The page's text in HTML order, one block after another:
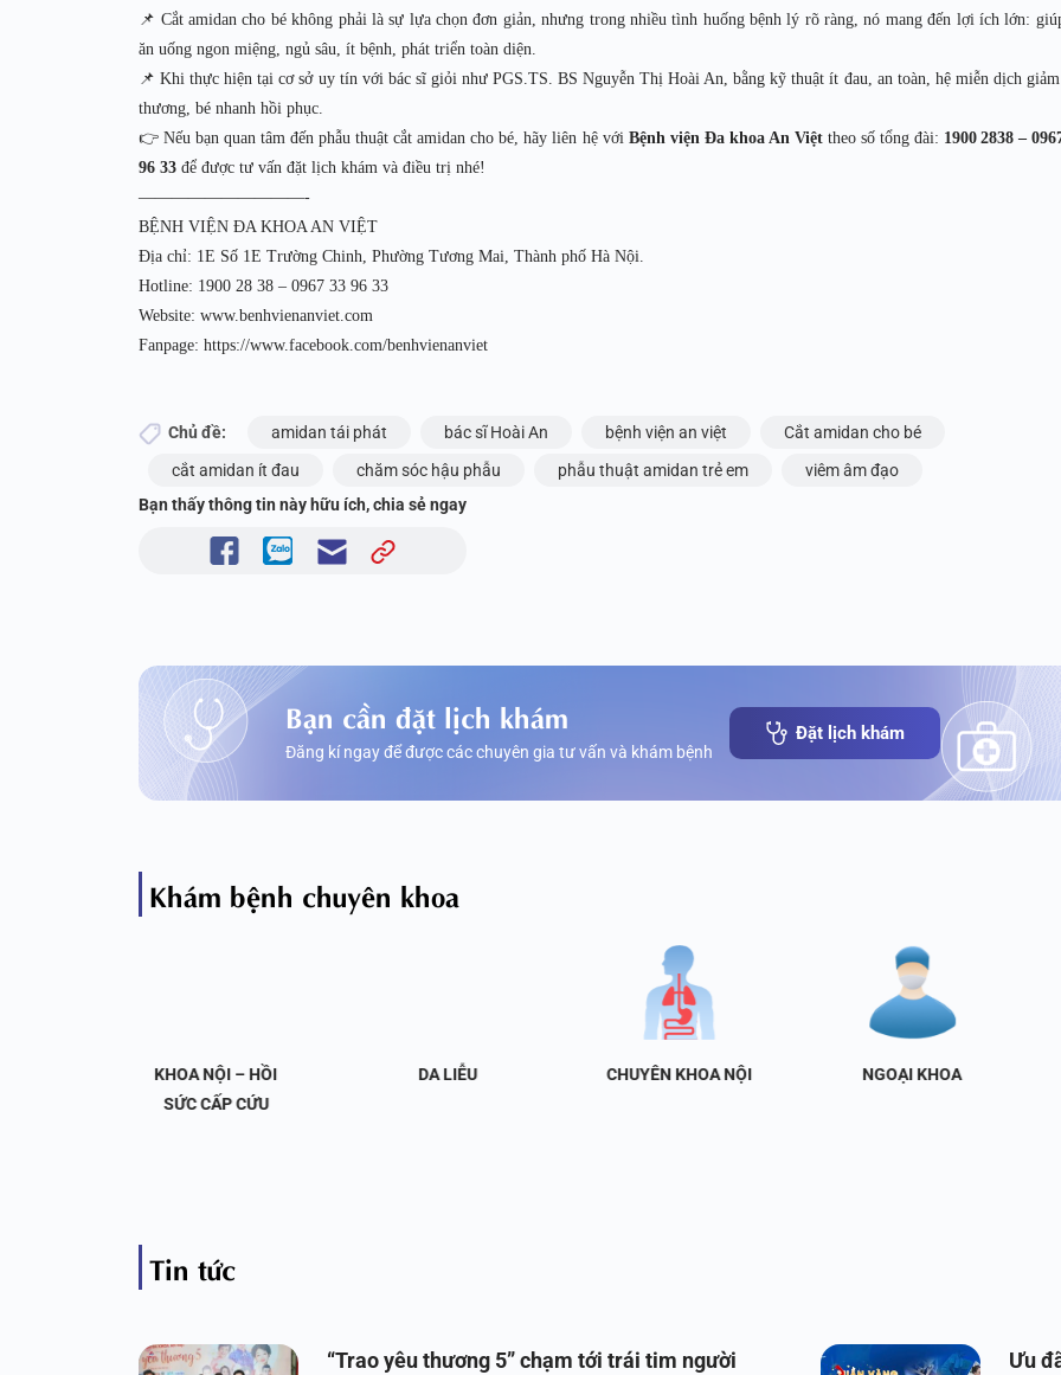
📌 Cắt amidan cho bé không phải là sự lựa chọn đơn giản, nhưng trong nhiều tình huống bệnh lý rõ ràng, nó mang đến lợi ích lớn:
ăn uống ngon miệng, ngủ sâu, ít bệnh, phát triển toàn diện.
📌 Khi thực hiện tại cơ sở uy tín với bác sĩ giỏi như PGS.TS. BS Nguyễn Thị Hoài An, bằng kỹ thuật ít đau, an toàn, hệ miễn dịch
thương, bé nhanh hồi phục.
👉 Nếu bạn quan tâm đến phẫu thuật cắt amidan cho bé, hãy liên hệ với Bệnh viện Đa khoa An Việttheo số tổng đài: 1900 2838 –
96 33 để được tư vấn đặt lịch khám và điều trị nhé!
——————————-
BỆNH VIỆN ĐA KHOA AN VIỆT
Địa chỉ: 1E Số 1E Trường Chinh, Phường Tương Mai, Thành phố Hà Nội.
Hotline: 1900 28 38 – 0967 33 96 33
Website: www.benhvienanviet.com
Fanpage: https://www.facebook.com/benhvienanviet
Chủ đề: amidan tái phát bác sĩ Hoài An bệnh viện an việt
Cắt amidan cho bé
cắt amidan ít đau
chăm sóc hậu phẫu phẫu thuật amidan trẻ em
viêm âm đạo
Bạn thấy thông tin này hữu ích, chia sẻ ngay
Bạn cần đặt lịch khám
Đăng kí ngay để được các chuyên gia tư vấn và khám bệnh
Đặt lịch khám
Khám bệnh chuyên khoa
KHOA NỘI – HỒI
SỨC CẤP CỨU
DA LIỄU CHUYÊN KHOA NỘI NGOẠI KHOA
Tin tức
“Trao yêu thương 5” chạm tới trái tim người Ưu